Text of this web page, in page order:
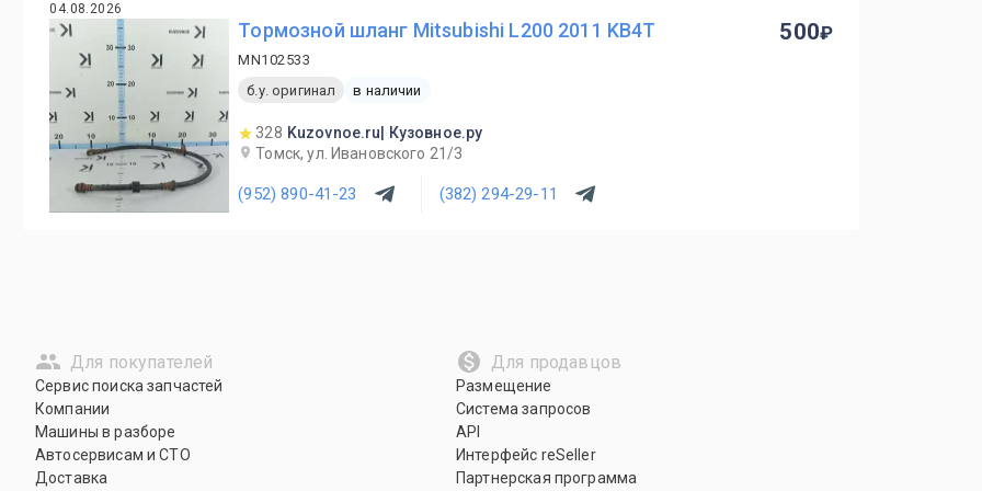
04.08.2026
Тормозной шланг Mitsubishi L200 2011 KB4T
MN102533
б.у. оригинал
в наличии
328 Kuzovnoe.ru| Кузовное.ру
Томск, ул. Ивановского 21/3
(952) 890-41-23 (382) 294-29-11
500
Для покупателей
Сервис поиска запчастей
Компании
Машины в разборе
Автосервисам и СТО
Доставка
Для продавцов
Размещение
Система запросов
API
Интерфейс reSeller
Партнерская программа